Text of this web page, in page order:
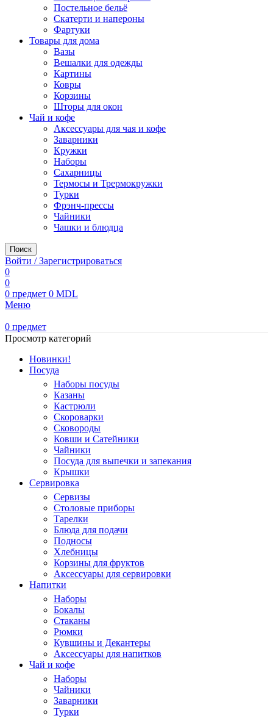
Постельное бельё
Скатерти и напероны
Фартуки
Товары для дома
Вазы
Вешалки для одежды
Картины
Ковры
Корзины
Шторы для окон
Чай и кофе
Аксессуары для чая и кофе
Заварники
Кружки
Наборы
Сахарницы
Термосы и Трермокружки
Турки
Фрэнч-прессы
Чайники
Чашки и блюдца
Поиск
Войти / Зарегистрироваться
0
0
0 предмет 0 MDL
Меню
0 предмет
Просмотр категорий
Новинки!
Посуда
Наборы посуды
Казаны
Кастрюли
Скороварки
Сковороды
Ковши и Сатейники
Чайники
Посуда для выпечки и запекания
Крышки
Сервировка
Сервизы
Столовые приборы
Тарелки
Блюда для подачи
Подносы
Хлебницы
Корзины для фруктов
Аксессуары для сервировки
Напитки
Наборы
Бокалы
Стаканы
Рюмки
Кувшины и Декантеры
Аксессуары для напитков
Чай и кофе
Наборы
Чайники
Заварники
Турки